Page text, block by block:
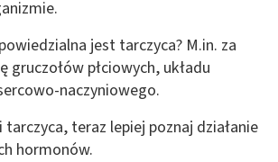
jest tarczyca? M.in. za
gruczołów płciowych, układu
naczyniowego.
tarczyca, teraz lepiej poznaj działanie
hormonów.